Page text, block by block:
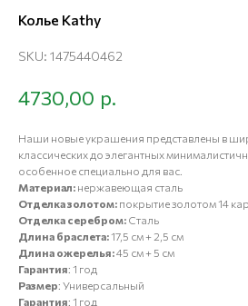
Колье Kathy
SKU: 1475440462
4730,00 р.
Наши новые украшения представлены в
классических до элегантных
особенное специально для вас.
Материал: нержавеющая сталь
Отделка золотом: покрытие золотом 14
Отделка серебром: Сталь
Длина браслета:17,5 см + 2,5 см
Длина ожерелья:45 см + 5 см
Гарантия: 1 год
Размер: Универсальный
Гарантия: 1 год